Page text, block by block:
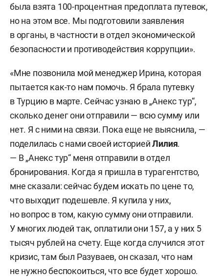
была взята 100-процентная предоплата путевок,
но на этом все. Мы подготовили заявления
в органы, в частности в отдел экономической
безопасности и противодействия коррупции».
«Мне позвонила мой менеджер Ирина, которая
пытается как-то нам помочь. Я брала путевку
в Турцию в марте. Сейчас узнаю в „Анекс тур“,
сколько денег они отправили — всю сумму или
нет. Я с ними на связи. Пока еще не выяснила, —
поделилась с нами своей историейЛилия.
— В „Анекс тур“ меня отправили в отдел
бронирования. Когда я пришла в турагентство,
мне сказали: сейчас будем искать по цене то,
что выходит подешевле. Я купила у них,
но вопрос в том, какую сумму они отправили.
У многих людей так, оплатили они 157, а у них 5
тысяч рублей на счету. Еще когда случился этот
кризис, там был Разуваев, он сказал, что нам
не нужно беспокоиться, что все будет хорошо.